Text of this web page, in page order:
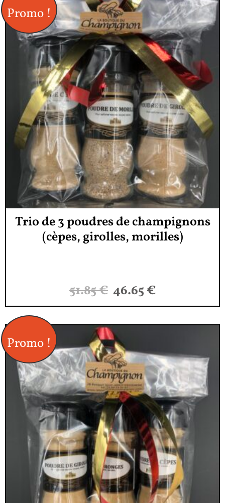
Promo !
Trio de 3 poudres de champignons
(cèpes, girolles, morilles)
51.85€ 46.65 €
Promo !